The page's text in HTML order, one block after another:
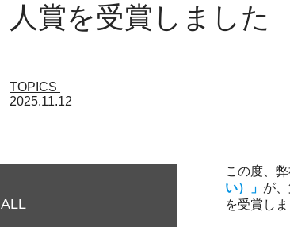
人賞を受賞しました
TOPICS
2025.11.12
ALL
この度、
い）」 が
を受賞しま